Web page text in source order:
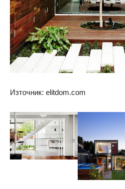
Източник: elitdom.com